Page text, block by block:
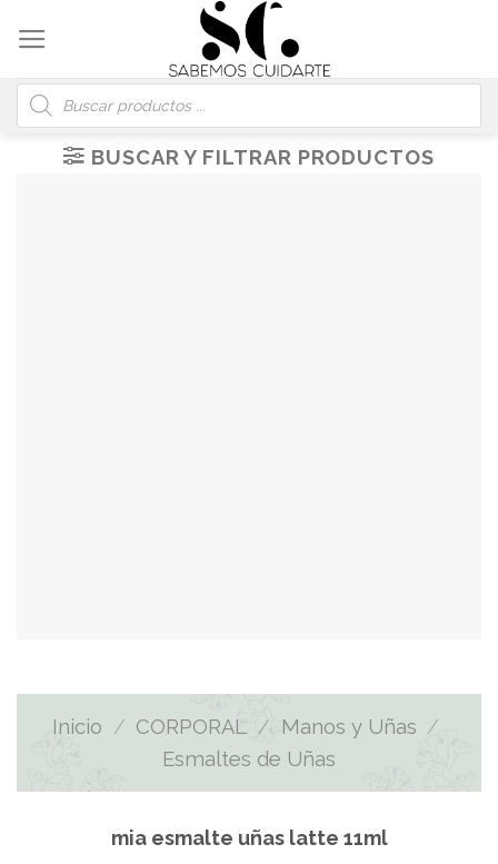
content
Búsqueda
de
productos
BUSCAR Y FILTRAR PRODUCTOS
Inicio / CORPORAL / Manos y Uñas /
Esmaltes de Uñas
mia esmalte uñas latte 11ml